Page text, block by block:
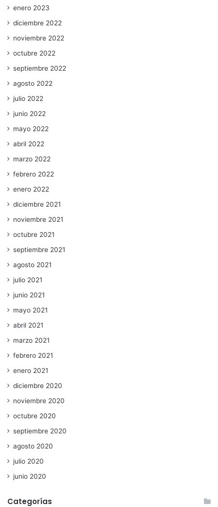
enero 2023
diciembre 2022
noviembre 2022
octubre 2022
septiembre 2022
agosto 2022
julio 2022
junio 2022
mayo 2022
abril 2022
marzo 2022
febrero 2022
enero 2022
diciembre 2021
noviembre 2021
octubre 2021
septiembre 2021
agosto 2021
julio 2021
junio 2021
mayo 2021
abril 2021
marzo 2021
febrero 2021
enero 2021
diciembre 2020
noviembre 2020
octubre 2020
septiembre 2020
agosto 2020
julio 2020
junio 2020
Categorías